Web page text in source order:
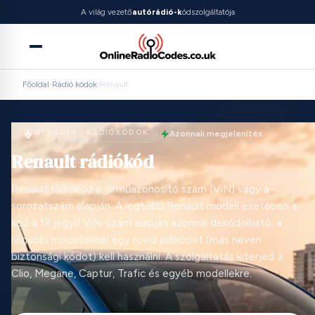
A világ vezetőautórádió-kódszolgáltatója
Főoldal›Rádió kódok›Renault
RENAULT · RÁDIÓKÓDOK Azonnali megjelenítés
Renault rádiókód
Renault rádiókód a járműazonosító szám (VIN) vagy a
sorozatszám alapján. A legtöbb Renault modell esetében a
kód a 17 jegyű VIN-szám alapján azonnal dekódolható; a
régebbi modelleknél egy rövid előkódot (más néven
biztonsági kódot) kell használni. A szolgáltatás kiterjed a
Clio, Megane, Captur, Trafic és egyéb modellekre.